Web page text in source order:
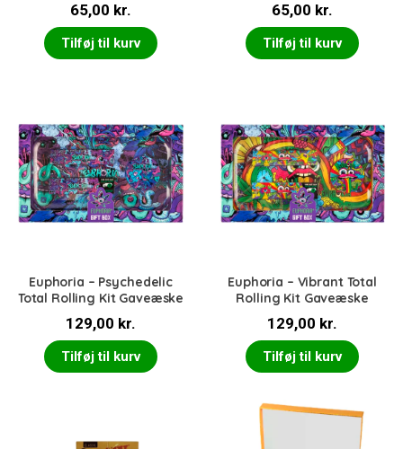
65,00 kr.
Tilføj til kurv
65,00 kr.
Tilføj til kurv
Euphoria – Psychedelic
Total Rolling Kit Gaveæske
129,00 kr.
Tilføj til kurv
Euphoria – Vibrant Total
Rolling Kit Gaveæske
129,00 kr.
Tilføj til kurv